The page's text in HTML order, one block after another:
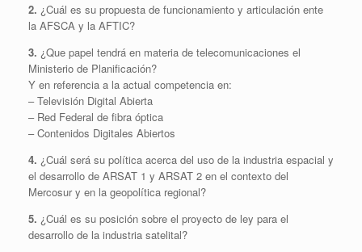
2. ¿Cuál es su propuesta de funcionamiento y articulación ente
la AFSCA y la AFTIC?
3. ¿Que papel tendrá en materia de telecomunicaciones el
Ministerio de Planificación?
Y en referencia a la actual competencia en:
– Televisión Digital Abierta
– Red Federal de fibra óptica
– Contenidos Digitales Abiertos
4. ¿Cuál será su política acerca del uso de la industria espacial y
el desarrollo de ARSAT 1 y ARSAT 2 en el contexto del
Mercosur y en la geopolítica regional?
5. ¿Cuál es su posición sobre el proyecto de ley para el
desarrollo de la industria satelital?